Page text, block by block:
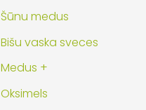
Šūnu medus
Bišu vaska sveces
Medus +
Oksimels